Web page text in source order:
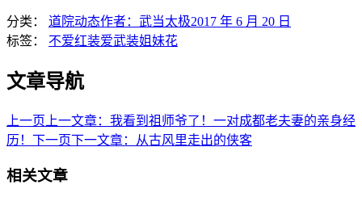
分类： 道院动态作者： 武当太极2017 年 6 月 20 日
标签： 不爱红装爱武装姐妹花
文章导航
上一页 上一文章： 我看到祖师爷了！一对成都老夫妻的亲身经
历！ 下一页下一文章： 从古风里走出的侠客
相关文章